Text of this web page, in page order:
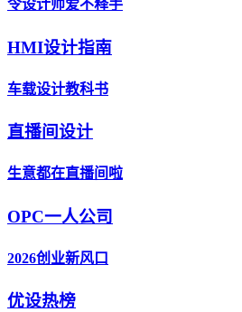
令设计师爱不释手
HMI设计指南
车载设计教科书
直播间设计
生意都在直播间啦
OPC一人公司
2026创业新风口
优设热榜